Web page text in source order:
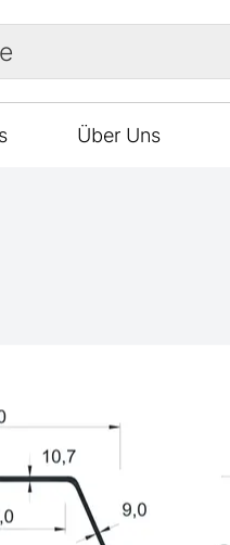
Über Uns